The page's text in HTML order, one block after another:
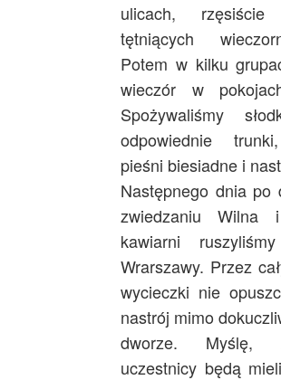
ulicach, rzęsiście
tętniących
Potem w kilku
wieczór w
Spożywaliśmy
odpowiednie
pieśni biesiadne i
Następnego dnia po
zwiedzaniu Wilna
kawiarni
Wrarszawy. Przez
wycieczki nie
nastrój mimo
dworze. Myślę,
uczestnicy będą